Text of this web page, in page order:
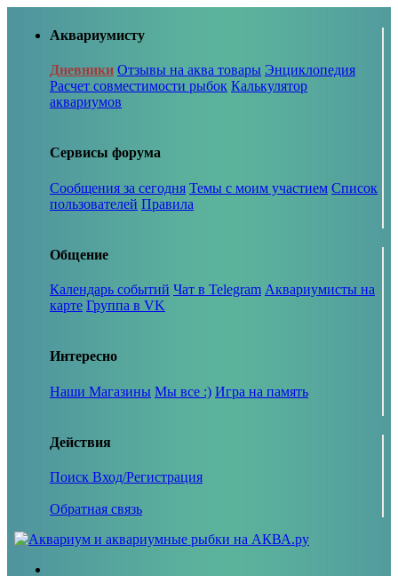
Аквариумисту
Дневники Отзывы на аква товары Энциклопедия
Расчет совместимости рыбок Калькулятор
аквариумов
Сервисы форума
Сообщения за сегодня Темы с моим участием Список
пользователей Правила
Общение
Календарь событий Чат в Telegram Аквариумисты на
карте Группа в VK
Интересно
Наши Магазины Мы все :) Игра на память
Действия
Поиск Вход/Регистрация
Обратная связь